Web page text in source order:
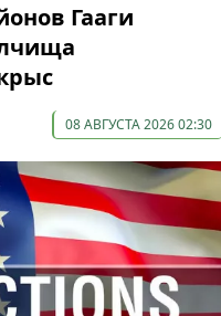
Гааги
08 АВГУСТА 2026 02:30